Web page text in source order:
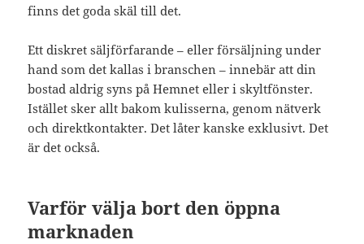
finns det goda skäl till det.
Ett diskret säljförfarande – eller försäljning under
hand som det kallas i branschen – innebär att din
bostad aldrig syns på Hemnet eller i skyltfönster.
Istället sker allt bakom kulisserna, genom nätverk
och direktkontakter. Det låter kanske exklusivt. Det
är det också.
Varför välja bort den öppna
marknaden